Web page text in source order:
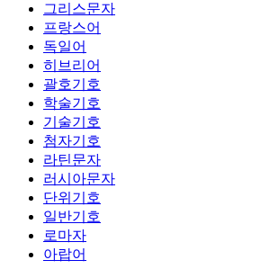
그리스문자
프랑스어
독일어
히브리어
괄호기호
학술기호
기술기호
첨자기호
라틴문자
러시아문자
단위기호
일반기호
로마자
아랍어